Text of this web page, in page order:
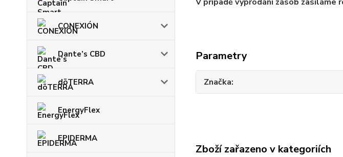
CONEXIÓN
Dante’s CBD
dōTERRA
EnergyFlex
EPIDERMA
Parametry
Značka
Zboží zařazeno v kategoriích